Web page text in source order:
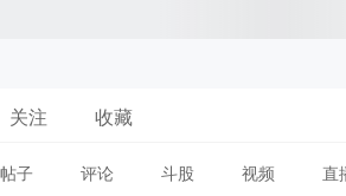
关注 收藏
帖子 评论 斗股 视频 直